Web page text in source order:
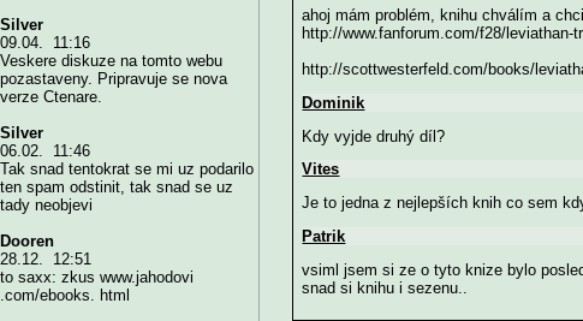
ahoj mám problém, knihu chválím a
http://www.fanforum.com/f28/leviathan-
http://scottwesterfeld.com/books/
Dominik
Kdy vyjde druhý díl?
Vites
Je to jedna z nejlepších knih co sem
Patrik
vsiml jsem si ze o tyto knize bylo
snad si knihu i sezenu..
Silver
09.04. 11:16
Veskere diskuze na tomto webu
pozastaveny. Pripravuje se nova
verze Ctenare.
Silver
06.02. 11:46
Tak snad tentokrat se mi uz podarilo
ten spam odstinit, tak snad se uz
tady neobjevi
Dooren
28.12. 12:51
to saxx: zkus www.jahodovi
.com/ebooks. html